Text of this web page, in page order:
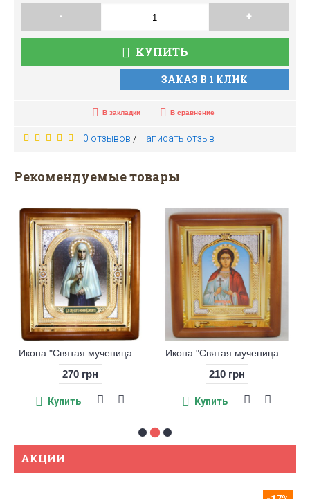
- +
КУПИТЬ
ЗАКАЗ В 1 КЛИК
В закладки В сравнение
0 отзывов / Написать отзыв
Рекомендуемые товары
Икона "Святая мученица княгиня Елисавета" Икона "Святая мученица Любовь"
АКЦИИ